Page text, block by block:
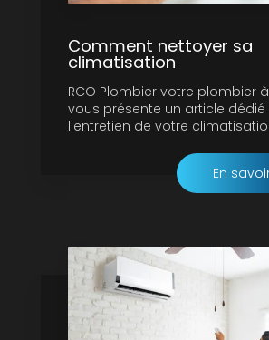
Comment nettoyer sa
climatisation
RCO Plombier votre plombier
vous présente un article dédié
l'entretien de votre
En